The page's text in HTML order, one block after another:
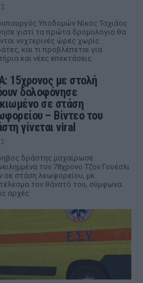
Υποδομών Νίκος Ταχιάος
γιατί τα πρώτα δρομολόγια θα
νυχτερινές ώρες χωρίς
και τι προβλέπεται για
και νέες επεκτάσεις.
15χρονος με στολή
δολοφόνησε
σε στάση
– Βίντεο του
γίνεται viral
δράστης μαχαίρωσε
τον 78χρονο Τζον Γουέσλι
σε στάση λεωφορείου, με
τον θάνατό του, σύμφωνα
αρχές